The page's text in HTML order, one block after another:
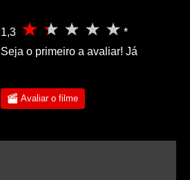
1,3
*
Seja o primeiro a avaliar! Já
Avaliar o filme